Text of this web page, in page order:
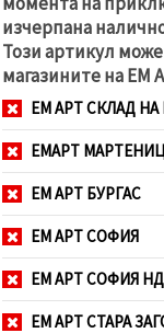
изчерпана
Този артикул
магазините на ЕМ
ЕМ АРТ СКЛАД НА
ЕМАРТ
ЕМ АРТ БУРГАС
ЕМ АРТ СОФИЯ
ЕМ АРТ СОФИЯ
ЕМ АРТ СТАРА